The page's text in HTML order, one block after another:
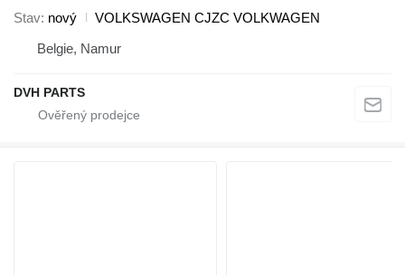
Stav nový
VOLKSWAGEN CJZC VOLKWAGEN
Belgie, Namur
DVH PARTS